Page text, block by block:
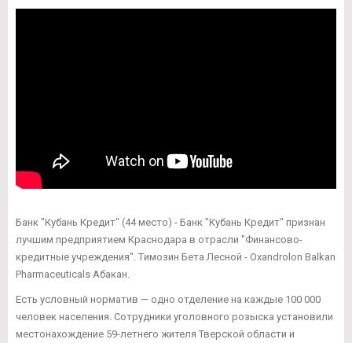
Банк "Кубань Кредит" (44 место) - Банк "Кубань Кредит" признан
лучшим предприятием Краснодара в отрасли "Финансово-
кредитные учреждения". Tимозин Бета Лесной - Oxandrolon Balkan
Pharmaceuticals Абакан.
Есть условный норматив — одно отделение на каждые 100 000
человек населения. Сотрудники уголовного розыска установили
местонахождение 59-летнего жителя Тверской области и